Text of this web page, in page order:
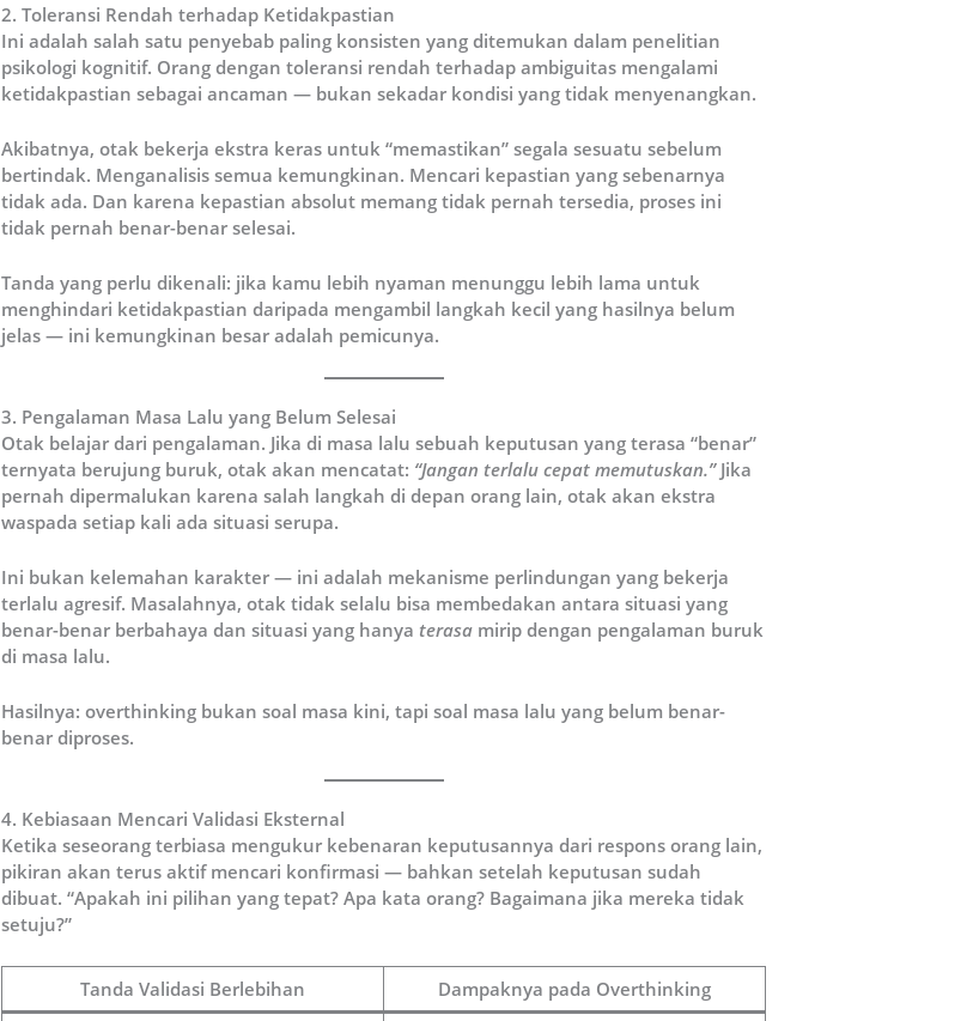
2. Toleransi Rendah terhadap Ketidakpastian
Ini adalah salah satu penyebab paling konsisten yang ditemukan dalam penelitian
psikologi kognitif. Orang dengan toleransi rendah terhadap ambiguitas mengalami
ketidakpastian sebagai ancaman — bukan sekadar kondisi yang tidak menyenangkan.
Akibatnya, otak bekerja ekstra keras untuk “memastikan” segala sesuatu sebelum
bertindak. Menganalisis semua kemungkinan. Mencari kepastian yang sebenarnya
tidak ada. Dan karena kepastian absolut memang tidak pernah tersedia, proses ini
tidak pernah benar-benar selesai.
Tanda yang perlu dikenali: jika kamu lebih nyaman menunggu lebih lama untuk
menghindari ketidakpastian daripada mengambil langkah kecil yang hasilnya belum
jelas — ini kemungkinan besar adalah pemicunya.
3. Pengalaman Masa Lalu yang Belum Selesai
Otak belajar dari pengalaman. Jika di masa lalu sebuah keputusan yang terasa “benar”
ternyata berujung buruk, otak akan mencatat: “Jangan terlalu cepat memutuskan.”Jika
pernah dipermalukan karena salah langkah di depan orang lain, otak akan ekstra
waspada setiap kali ada situasi serupa.
Ini bukan kelemahan karakter — ini adalah mekanisme perlindungan yang bekerja
terlalu agresif. Masalahnya, otak tidak selalu bisa membedakan antara situasi yang
benar-benar berbahaya dan situasi yang hanya terasa mirip dengan pengalaman buruk
di masa lalu.
Hasilnya: overthinking bukan soal masa kini, tapi soal masa lalu yang belum benar-
benar diproses.
4. Kebiasaan Mencari Validasi Eksternal
Ketika seseorang terbiasa mengukur kebenaran keputusannya dari respons orang lain,
pikiran akan terus aktif mencari konfirmasi — bahkan setelah keputusan sudah
dibuat. “Apakah ini pilihan yang tepat? Apa kata orang? Bagaimana jika mereka tidak
setuju?”
Tanda Validasi Berlebihan
Dampaknya pada Overthinking